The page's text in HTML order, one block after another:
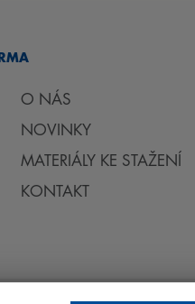
O NÁS
NOVINKY
MATERIÁLY KE STAŽENÍ
KONTAKT